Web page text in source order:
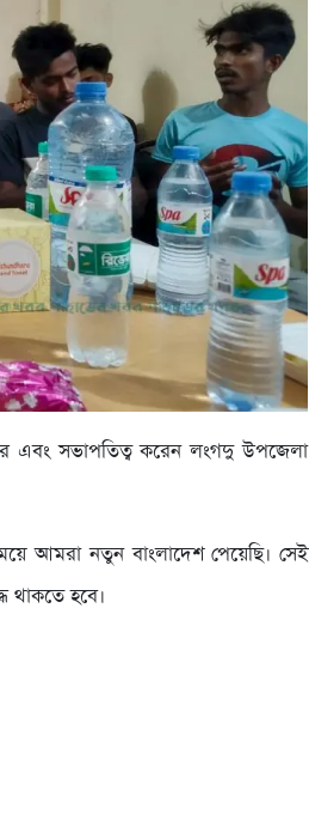
এবং সভাপতিত্ব করেন লংগদু উপজেলা
আমরা নতুন বাংলাদেশ পেয়েছি। সেই
থাকতে হবে।